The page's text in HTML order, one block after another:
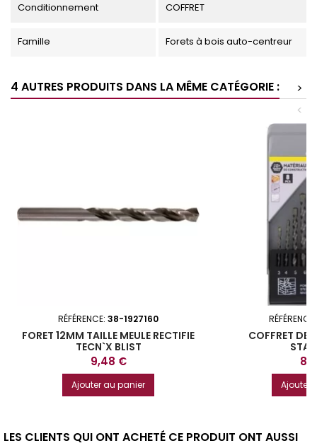
Conditionnement COFFRET
Famille Forets à bois auto-centreur
4 AUTRES PRODUITS DANS LA MÊME CATÉGORIE :
>
<
RÉFÉRENCE: 38-1927160
FORET 12MM TAILLE MEULE RECTIFIE
TECN`X BLIST
Prix
9,48 €
Ajouter au panier
COFFRET DE
Prix
Ajouter
LES CLIENTS QUI ONT ACHETÉ CE PRODUIT ONT AUSSI